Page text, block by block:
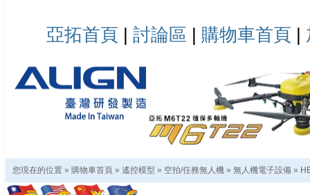
亞拓首頁 | 討論區 | 購物車首頁 |
您現在的位置 » 購物車首頁 » 遙控模型 » 空拍/任務無人機 » 無人機電子設備 »